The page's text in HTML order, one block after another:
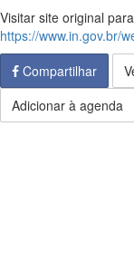
Visitar site original
https://www.in.gov.br/
Compartilhar
Adicionar à agenda